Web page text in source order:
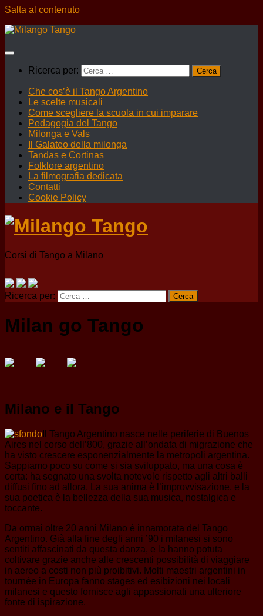
Salta al contenuto
Ricerca per:
Che cos’è il Tango Argentino
Le scelte musicali
Come scegliere la scuola in cui imparare
Pedagogia del Tango
Milonga e Vals
Il Galateo della milonga
Tandas e Cortinas
Folklore argentino
La filmografia dedicata
Contatti
Cookie Policy
Corsi di Tango a Milano
Ricerca per:
Milan go Tango
Milano e il Tango
Il Tango Argentino nasce nelle periferie di Buenos
Aires nel corso dell’800, grazie all’ondata di migrazione che
ha visto crescere esponenzialmente la metropoli argentina.
Sappiamo poco su come si sia sviluppato, ma una cosa è
certa: ha segnato una svolta notevole rispetto agli altri balli
diffusi fino ad allora. La sua anima è l’improvvisazione, e la
sua poetica è la bellezza della sua musica, nostalgica e
toccante.
Da ormai oltre 20 anni Milano è innamorata del Tango
Argentino. Già alla fine degli anni ’90 i milanesi si sono
sentiti affascinati da questa danza, e la hanno potuta
coltivare grazie anche alle crescenti possibilità di viaggiare
in aereo a costi non più proibitivi. Molti maestri argentini in
tournée in Europa fanno stages ed esibizioni nei locali
milanesi e questo fornisce agli appassionati una ulteriore
fonte di ispirazione.